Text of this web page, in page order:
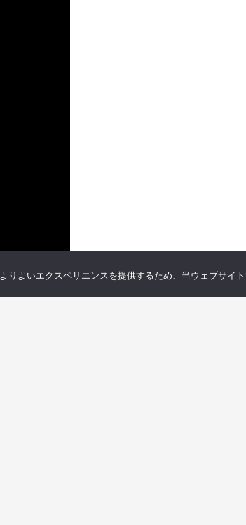
よりよいエクスペリエンスを提供するため、当ウェブサイ